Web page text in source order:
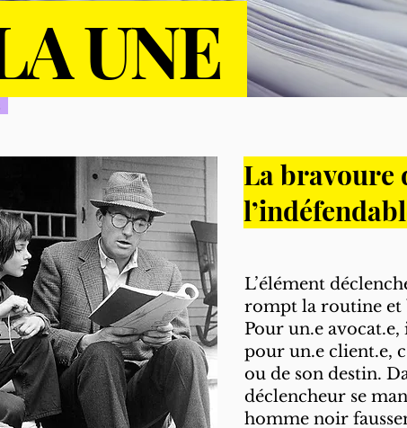
UNE
La bravoure
L’élément
rompt la routine et
Pour un.e avocat.e,
pour un.e client.e,
ou de son destin.
déclencheur se
homme noir